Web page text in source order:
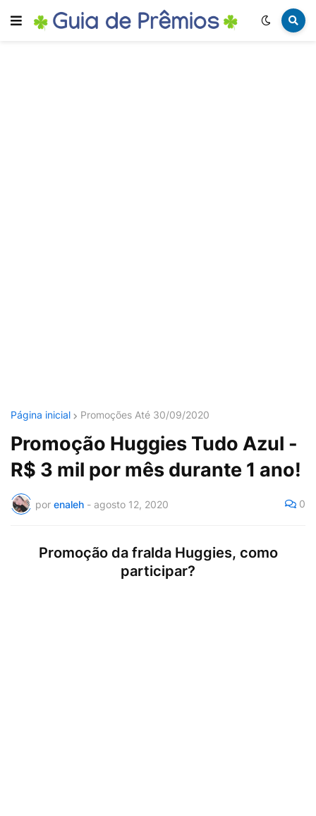
Página inicial Promoções Até 30/09/2020
Promoção Huggies Tudo Azul -
R$ 3 mil por mês durante 1 ano!
por enaleh - agosto 12, 2020 0
Promoção da fralda Huggies, como
participar?